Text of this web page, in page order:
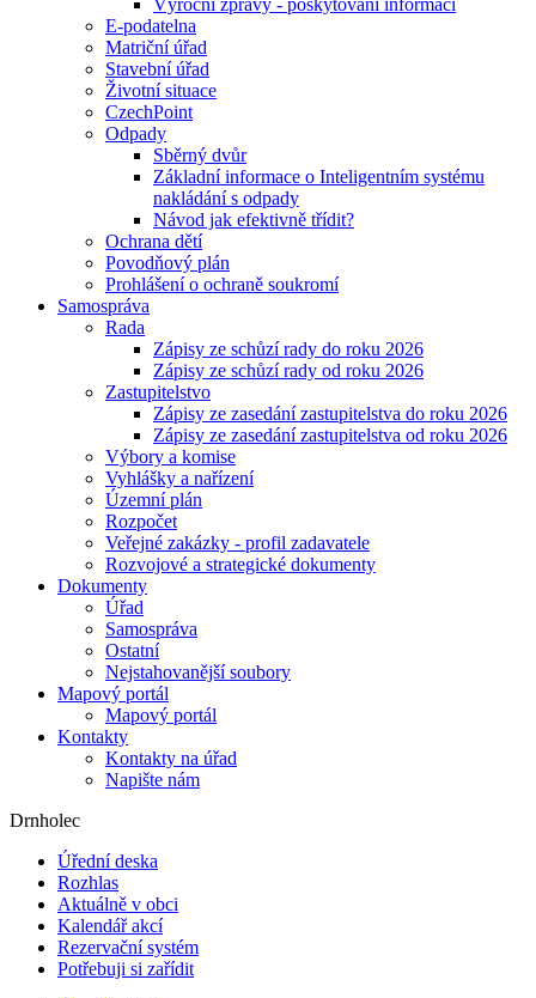
Výroční zprávy - poskytování informací
E-podatelna
Matriční úřad
Stavební úřad
Životní situace
CzechPoint
Odpady
Sběrný dvůr
Základní informace o Inteligentním systému
nakládání s odpady
Návod jak efektivně třídit?
Ochrana dětí
Povodňový plán
Prohlášení o ochraně soukromí
Samospráva
Rada
Zápisy ze schůzí rady do roku 2026
Zápisy ze schůzí rady od roku 2026
Zastupitelstvo
Zápisy ze zasedání zastupitelstva do roku 2026
Zápisy ze zasedání zastupitelstva od roku 2026
Výbory a komise
Vyhlášky a nařízení
Územní plán
Rozpočet
Veřejné zakázky - profil zadavatele
Rozvojové a strategické dokumenty
Dokumenty
Úřad
Samospráva
Ostatní
Nejstahovanější soubory
Mapový portál
Mapový portál
Kontakty
Kontakty na úřad
Napište nám
Drnholec
Úřední deska
Rozhlas
Aktuálně v obci
Kalendář akcí
Rezervační systém
Potřebuji si zařídit